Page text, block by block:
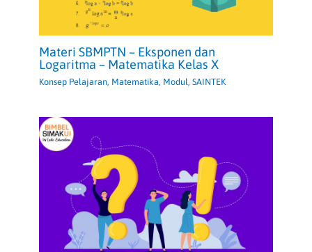
Materi SBMPTN – Eksponen dan
Logaritma – Matematika Kelas X
Konsep Pelajaran, Matematika, Modul,SAINTEK